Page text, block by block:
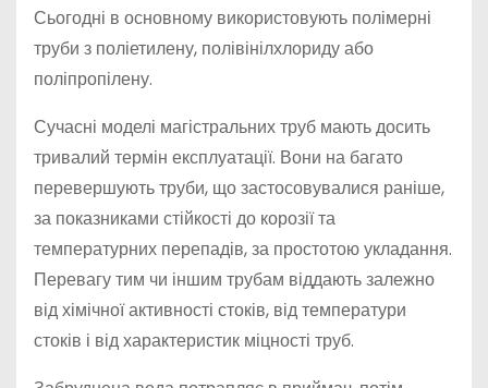
Сьогодні в основному використовують полімерні
труби з поліетилену, полівінілхлориду або
поліпропілену.
Сучасні моделі магістральних труб мають досить
тривалий термін експлуатації. Вони на багато
перевершують труби, що застосовувалися раніше,
за показниками стійкості до корозії та
температурних перепадів, за простотою укладання.
Перевагу тим чи іншим трубам віддають залежно
від хімічної активності стоків, від температури
стоків і від характеристик міцності труб.